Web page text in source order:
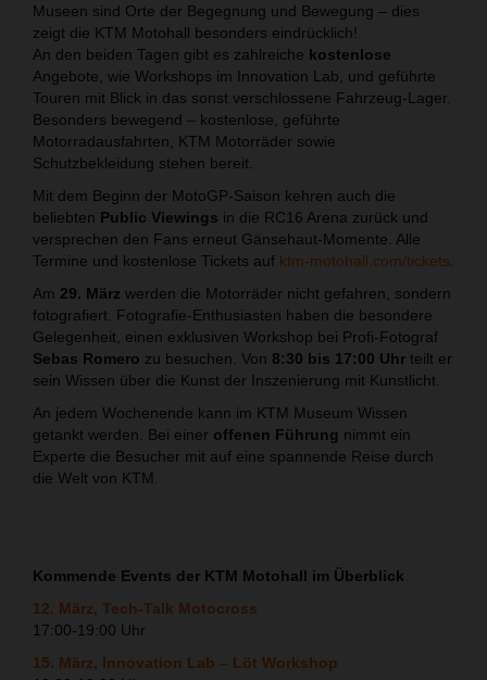
Museen sind Orte der Begegnung und Bewegung – dies
zeigt die KTM Motohall besonders eindrücklich!
An den beiden Tagen gibt es zahlreiche kostenlose
Angebote, wie Workshops im Innovation Lab, und geführte
Touren mit Blick in das sonst verschlossene Fahrzeug-Lager.
Besonders bewegend – kostenlose, geführte
Motorradausfahrten, KTM Motorräder sowie
Schutzbekleidung stehen bereit.
Mit dem Beginn der MotoGP-Saison kehren auch die
beliebten Public Viewings in die RC16 Arena zurück und
versprechen den Fans erneut Gänsehaut-Momente. Alle
Termine und kostenlose Tickets auf ktm-motohall.com/tickets
Am 29. März werden die Motorräder nicht gefahren, sondern
fotografiert. Fotografie-Enthusiasten haben die besondere
Gelegenheit, einen exklusiven Workshop bei Profi-Fotograf
Sebas Romero zu besuchen. Von 8:30 bis 17:00 Uhr teilt er
sein Wissen über die Kunst der Inszenierung mit Kunstlicht.
An jedem Wochenende kann im KTM Museum Wissen
getankt werden. Bei einer offenen Führung nimmt ein
Experte die Besucher mit auf eine spannende Reise durch
die Welt von KTM.
Kommende Events der KTM Motohall im Überblick
12. März, Tech-Talk Motocross
17:00-19:00 Uhr
15. März, Innovation Lab – Löt Workshop